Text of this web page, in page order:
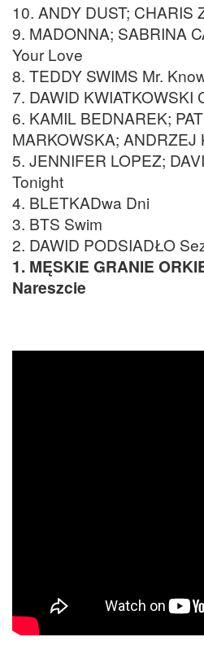
10. ANDY DUST; CHARIS
9. MADONNA; SABRINA
Your Love
8. TEDDY SWIMS Mr.
7. DAWID KWIATKOWSKI
6. KAMIL BEDNAREK;
MARKOWSKA; ANDRZEJ
5. JENNIFER LOPEZ;
Tonight
4. BLETKADwa Dni
3. BTS Swim
2. DAWID PODSIADŁO
1. MĘSKIE GRANIE
Nareszcie